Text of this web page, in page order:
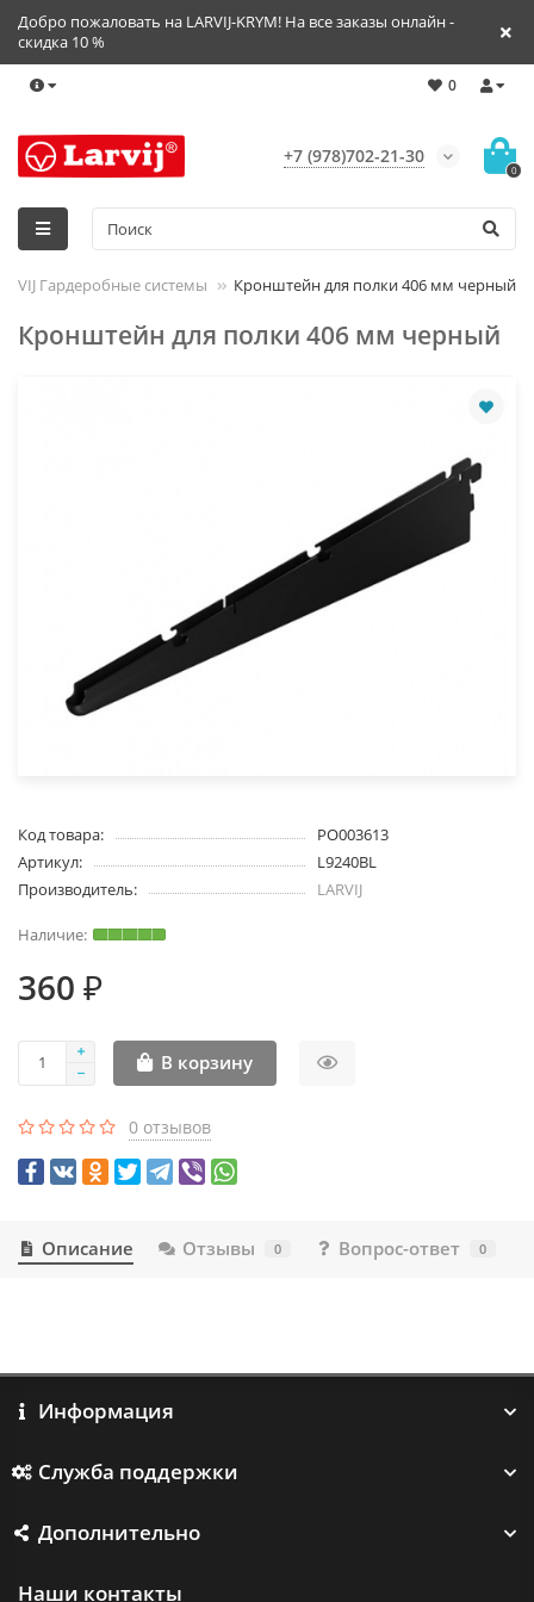
Добро пожаловать на LARVIJ-KRYM! На все заказы онлайн -
скидка 10 %
0
+7 (978)702-21-30
0
Гардеробные системы Кронштейн для полки 406 мм черный
Кронштейн для полки 406 мм черный
Код товара:
PO003613
Артикул:
L9240BL
Производитель:
LARVIJ
360 ₽
В корзину
0 отзывов
Описание Отзывы 0 Вопрос-ответ 0
Информация
Служба поддержки
Дополнительно
Наши контакты